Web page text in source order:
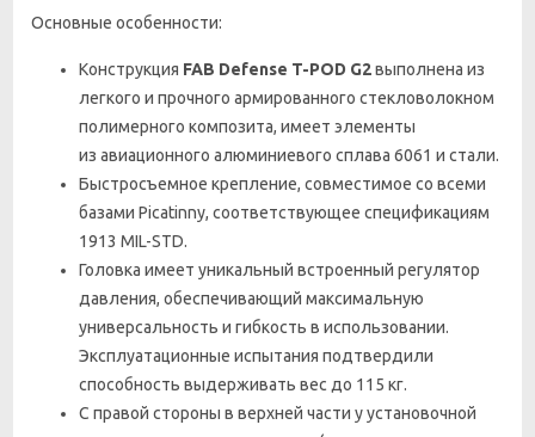
Основные особенности:
Конструкция FAB Defense T-POD G2выполнена из
легкого и прочного армированного стекловолокном
полимерного композита, имеет элементы
из авиационного алюминиевого сплава 6061 и стали.
Быстросъемное крепление, совместимое со всеми
базами Picatinny, соответствующее спецификациям
1913 MIL-STD.
Головка имеет уникальный встроенный регулятор
давления, обеспечивающий максимальную
универсальность и гибкость в использовании.
Эксплуатационные испытания подтвердили
способность выдерживать вес до 115 кг.
С правой стороны в верхней части у установочной